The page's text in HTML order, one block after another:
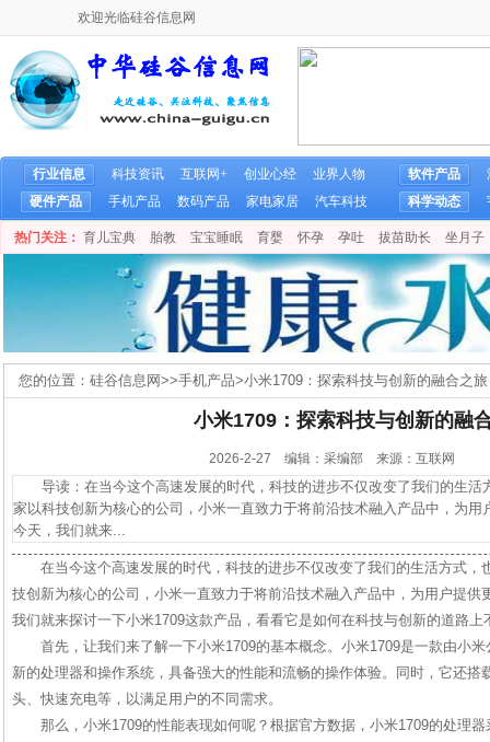
欢迎光临硅谷信息网
行业信息 科技资讯 互联网+ 创业心经
业界人物
硬件产品
手机产品 数码产品 家电家居 汽车科技
软件产品
科学动态
热门关注： 育儿宝典 胎教 宝宝睡眠 育婴 怀孕 孕吐 拔苗助长 坐月子
您的位置： 硅谷信息网>>手机产品>小米1709：探索科技与创新的融合之旅
小米1709：探索科技与创新的融
2026-2-27 编辑：采编部 来源：互联网
导读：在当今这个高速发展的时代，科技的进步不仅改变了我们的生活
家以科技创新为核心的公司，小米一直致力于将前沿技术融入产品中，为
今天，我们就来...
在当今这个高速发展的时代，科技的进步不仅改变了我们的生活方式，
技创新为核心的公司，小米一直致力于将前沿技术融入产品中，为用户提供
我们就来探讨一下小米1709这款产品，看看它是如何在科技与创新的道路上
首先，让我们来了解一下小米1709的基本概念。小米1709是一款由小
新的处理器和操作系统，具备强大的性能和流畅的操作体验。同时，它还搭
头、快速充电等，以满足用户的不同需求。
那么，小米1709的性能表现如何呢？根据官方数据，小米1709的处理